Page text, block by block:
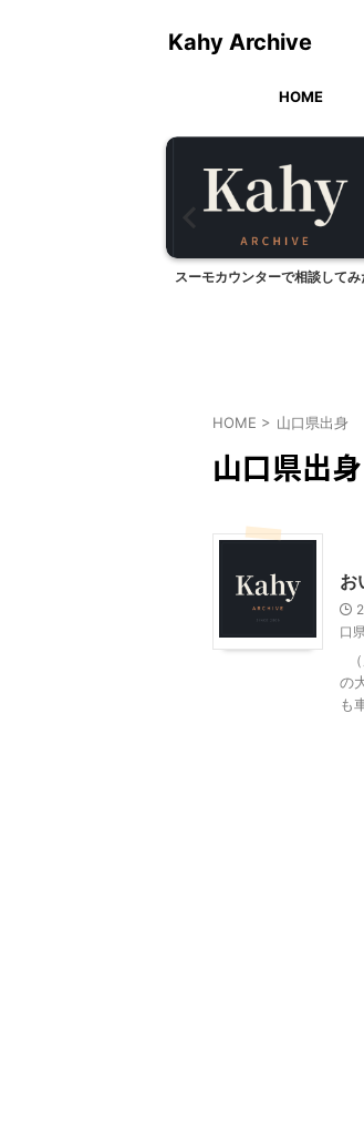
Kahy Archive
HOME
スーモカウンターで相談してみ
HOME > 山口県出身
山口県出身
お
口
の
も